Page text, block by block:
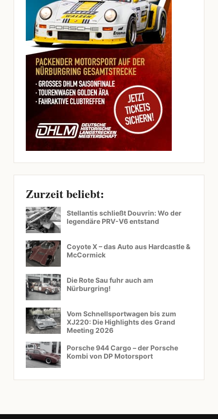
Zurzeit beliebt:
Stellantis schließt Douvrin: Wo der
legendäre PRV-V6 entstand
Coyote X – das Auto aus Hardcastle &
McCormick
Die Rote Sau fuhr auch am
Nürburgring!
Vom Schnellsportwagen bis zum
XJ220: Die Highlights des Grand
Meeting 2026
Porsche 944 Cargo – der Porsche
Kombi von DP Motorsport